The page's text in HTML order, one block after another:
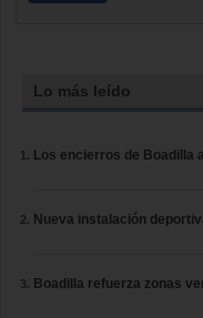
Lo más leído
Los encierros de Boadilla
Nueva instalación
Boadilla refuerza zonas